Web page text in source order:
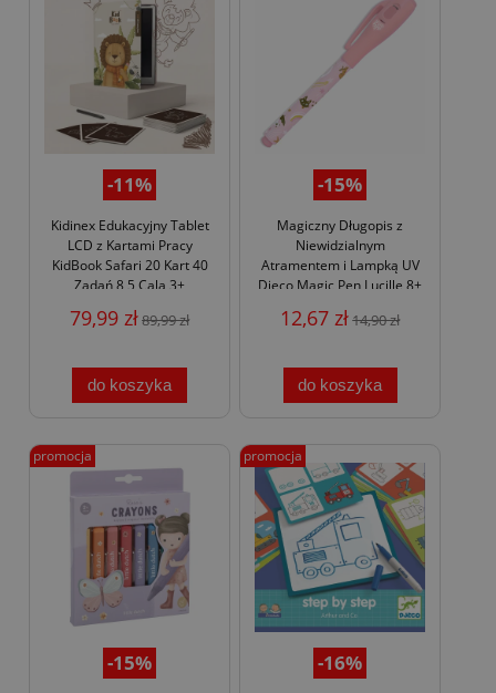
-11%
Kidinex Edukacyjny Tablet
LCD z Kartami Pracy
KidBook Safari 20 Kart 40
Zadań 8,5 Cala 3+
79,99 zł89,99 zł
do koszyka
-15%
Magiczny Długopis z
Niewidzialnym
Atramentem i Lampką UV
Djeco Magic Pen Lucille 8+
12,67 zł14,90 zł
do koszyka
-15%
promocja
-16%
promocja